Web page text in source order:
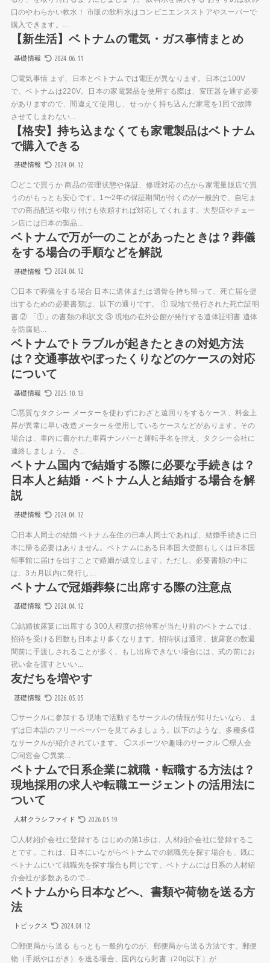
口のやわらかい軟水！ 市販の飲料水はコンビニエンスストアやスーパーで
購入できます。...
【新生活】ベトナムの電気・ガス事情まとめ
基礎情報 2024.06.11
◯電気事情 まず、日本とベトナムでは電圧が異なります。日本は100V
で、ベトナムは220V。日本の家電製品を使用する際は、変圧器を通す必要
がありますので、間違えて使用し、せっかく持ち込んだ家電を1回で故障
させてしまわない...
【格安】持ち込まなくても家電製品はベトナム
で購入できる
基礎情報 2024.04.12
◯どこで買うか 商品の管理状態や保証、修理対応の点から家電量販店で買
うのがもっとも安心です。1〜2年の保証期間が付くのが一般的で、自宅ま
での商品配送や取り付けも依頼すれば対応してくれます。大型店やチェー
ン店には日本の製品...
ベトナムで万が一のことがあったときは？葬儀
をする場合の手順などを解説
基礎情報 2024.04.12
◯日本で葬儀をする場合 日本に遺体または遺骨を持ち帰って、死亡届を提
出するための必要書類は、以下の通りです。 ① 現地で発行された死亡証明
書 ② 「①」の書類の和訳文 ③ 現地の在外公館が発行する遺体証明書 遺体
を防腐処...
ベトナムでトラブルが起きたときの対処方法
は？交通事故やぼったくりなどのケースの対応
について
基礎情報 2025.10.13
◯悪質なタクシー メーターを使わずにわざと遠回りをするケース、料金上
昇が異常に早い改造メーターを使用しているケースなどがあります。その
場合は、車内に書かれた車両ナンバーと運転手名を控え、タクシー会社に
連絡しましょう。 さ...
ベトナム国内で結婚する際に必要な手続きは？
日本人と結婚・ベトナム人と結婚する場合を解
説
基礎情報 2024.04.12
◯日本人同士の結婚 ベトナム在住の日本人同士であれば、結婚手続きに日
本に帰る必要はありません。ベトナムにある日本国大使館もしくは日本国
領事館に届けを出すことで婚姻が成立します。ただし、必要書類の中に
は、3カ月以内に発行し...
ベトナムで冠婚葬祭に出席する際の注意点
基礎情報 2024.04.12
◯結婚披露宴に出席する 300人程度の招待客が当たり前のベトナムでは、
招待を受ける回数も日本より多くなります。招待状は通常、披露宴の数週
間前に手渡しされることが多く、もし出席できない場合には、式の前にお
祝い金を渡すといい...
友だちを増やす
基礎情報 2026.05.05
◯サークルに参加する 現地で活動するサークルの情報が知りたいなら、ま
ずは日本語のフリーペーパーを見てみましょう。以下のような、多種多様
なサークルが紹介されています。 ◯スポーツや趣味のサークル ◯県人会
◯同窓会 ◯異業...
ベトナムで日系企業に就職・転職する方法は？
現地採用の求人や転職エージェントの活用法に
ついて
人材クラシファイド 2026.05.19
◯人材紹介会社に登録する はじめの第1歩は、人材紹介会社に登録するこ
とです。これは、日本にいながらベトナムでの就職先を探す場合も、既に
ベトナムにいて就職先を探す場合も同じです。ベトナムには日系の人材紹
介会社が多数あるので...
ベトナムから日本などへ、書類や荷物を送る方
法
トピックス 2024.04.12
◯郵便局から送る もっとも一般的なのが、郵便局から送る方法です。郵便
物（手紙やはがき）を送る場合、国内なら封書（20g以下）が